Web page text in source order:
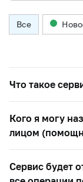
Все
Что такое
Кого я могу
лицом
Сервис будет